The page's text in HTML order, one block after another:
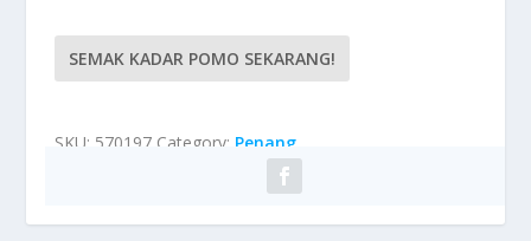
SEMAK KADAR POMO SEKARANG!
SKU: 570197 Category: Penang